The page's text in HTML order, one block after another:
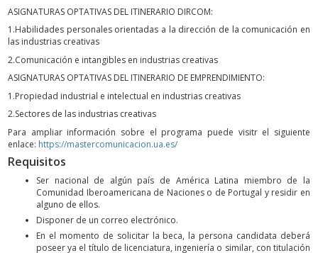
ASIGNATURAS OPTATIVAS DEL ITINERARIO DIRCOM:
1.Habilidades personales orientadas a la dirección de la comunicación en
las industrias creativas
2.Comunicación e intangibles en industrias creativas
ASIGNATURAS OPTATIVAS DEL ITINERARIO DE EMPRENDIMIENTO:
1.Propiedad industrial e intelectual en industrias creativas
2.Sectores de las industrias creativas
Para ampliar información sobre el programa puede visitr el siguiente
enlace: https://mastercomunicacion.ua.es/
Requisitos
Ser nacional de algún país de América Latina miembro de la
Comunidad Iberoamericana de Naciones o de Portugal y residir en
alguno de ellos.
Disponer de un correo electrónico.
En el momento de solicitar la beca, la persona candidata deberá
poseer ya el título de licenciatura, ingeniería o similar, con titulación